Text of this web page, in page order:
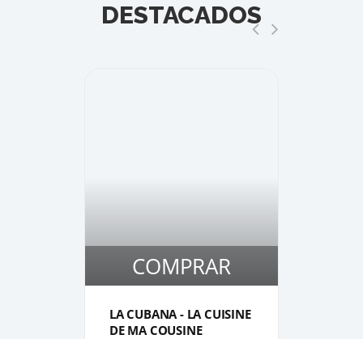
DESTACADOS
COMPRAR
LA CUBANA - LA CUISINE
DE MA COUSINE